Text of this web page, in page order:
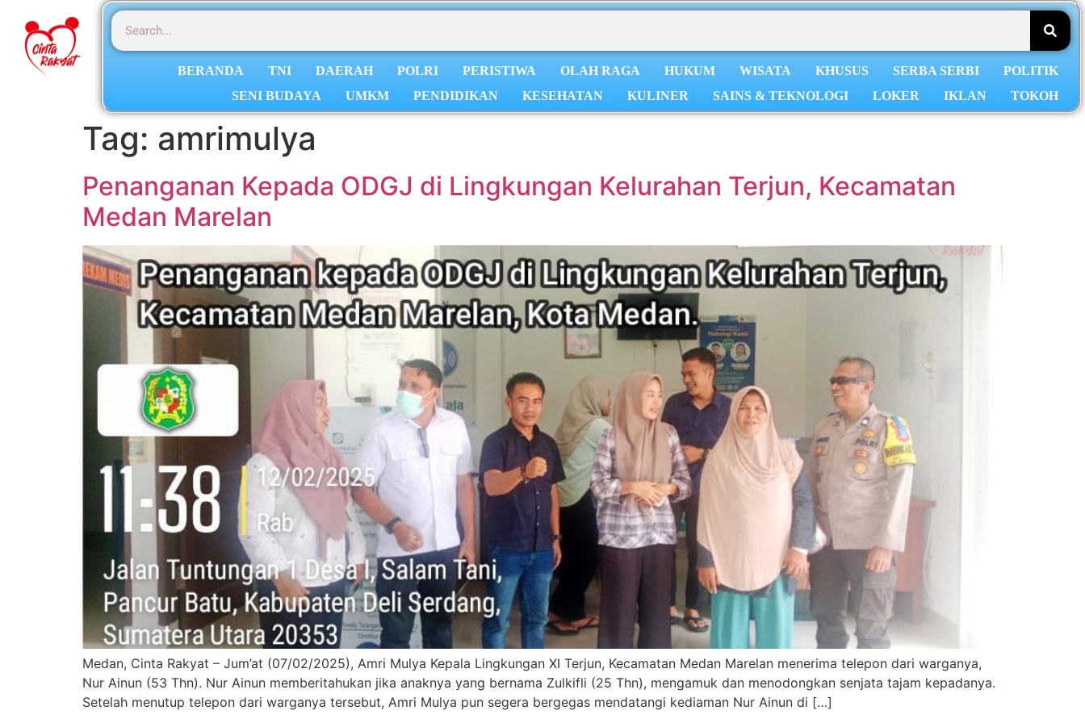
BERANDA TNI DAERAH POLRI PERISTIWA OLAH RAGA HUKUM WISATA KHUSUS SERBA SERBI
POLITIK
SENI BUDAYA
UMKM PENDIDIKAN KESEHATAN KULINER SAINS & TEKNOLOGI LOKER IKLAN TOKOH
Tag: amrimulya
Penanganan Kepada ODGJ di Lingkungan Kelurahan Terjun, Kecamatan
Medan Marelan
Medan, Cinta Rakyat – Jum’at (07/02/2025), Amri Mulya Kepala Lingkungan XI Terjun, Kecamatan Medan Marelan menerima telepon dari warganya,
Nur Ainun (53 Thn). Nur Ainun memberitahukan jika anaknya yang bernama Zulkifli (25 Thn), mengamuk dan menodongkan senjata tajam kepadanya.
Setelah menutup telepon dari warganya tersebut, Amri Mulya pun segera bergegas mendatangi kediaman Nur Ainun di […]